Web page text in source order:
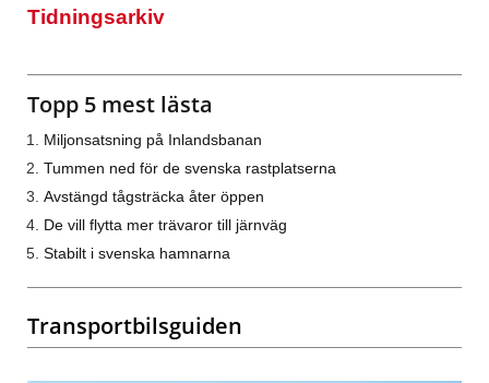
Tidningsarkiv
Topp 5 mest lästa
Miljonsatsning på Inlandsbanan
Tummen ned för de svenska rastplatserna
Avstängd tågsträcka åter öppen
De vill flytta mer trävaror till järnväg
Stabilt i svenska hamnarna
Transportbilsguiden